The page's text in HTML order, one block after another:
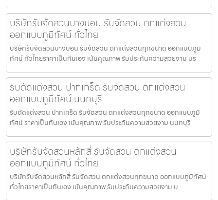
บริษัทรับจัดสวนบางบอน รับจัดสวน ตกแต่งสวน
ออกแบบภูมิทัศน์ ทั่วไทย
บริษัทรับจัดสวนบางบอน รับจัดสวน ตกแต่งสวนทุกขนาด ออกแบบภูมิ
ทัศน์ ทั่วไทยราคาเป็นกันเอง เน้นคุณภาพ รับประกันความสวยงาม บร
รับตัดแต่งสวน ปากเกร็ด รับจัดสวน ตกแต่งสวน
ออกแบบภูมิทัศน์ นนทบุรี
รับตัดแต่งสวน ปากเกร็ด รับจัดสวน ตกแต่งสวนทุกขนาด ออกแบบภูมิ
ทัศน์ ราคาเป็นกันเอง เน้นคุณภาพ รับประกันความสวยงาม นนทบุรี
บริษัทรับจัดสวนหลักสี่ รับจัดสวน ตกแต่งสวน
ออกแบบภูมิทัศน์ ทั่วไทย
บริษัทรับจัดสวนหลักสี่ รับจัดสวน ตกแต่งสวนทุกขนาด ออกแบบภูมิทัศน์
ทั่วไทยราคาเป็นกันเอง เน้นคุณภาพ รับประกันความสวยงาม บ